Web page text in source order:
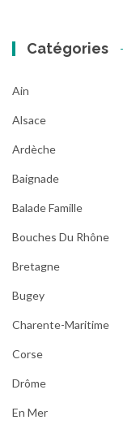
Catégories
Ain
Alsace
Ardèche
Baignade
Balade Famille
Bouches Du Rhône
Bretagne
Bugey
Charente-Maritime
Corse
Drôme
En Mer